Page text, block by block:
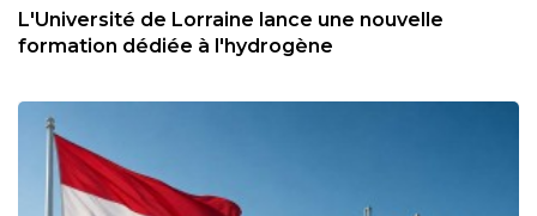
L'Université de Lorraine lance une nouvelle
formation dédiée à l'hydrogène